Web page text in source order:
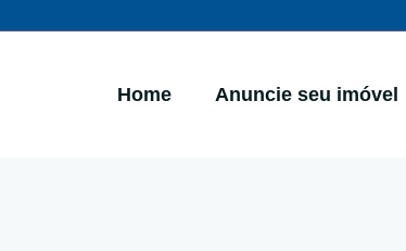
Home Anuncie seu imóvel